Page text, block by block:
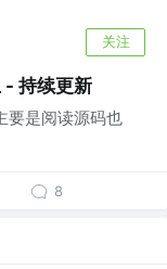
关注
持续更新
要是阅读源码也
8